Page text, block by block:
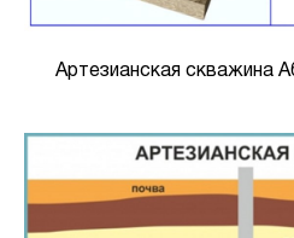
Артезианская скважина